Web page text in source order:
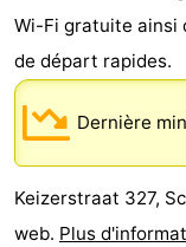
Wi-Fi gratuite ainsi
de départ rapides.
Dernière
Keizerstraat 327,
web. Plus